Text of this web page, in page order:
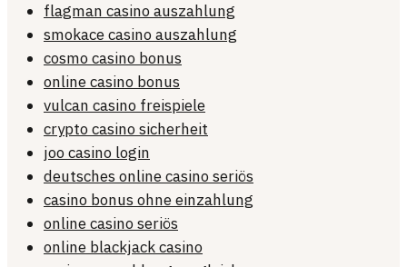
flagman casino auszahlung
smokace casino auszahlung
cosmo casino bonus
online casino bonus
vulcan casino freispiele
crypto casino sicherheit
joo casino login
deutsches online casino seriös
casino bonus ohne einzahlung
online casino seriös
online blackjack casino